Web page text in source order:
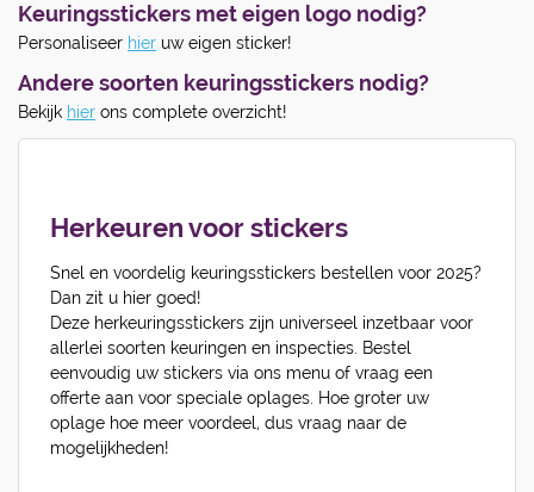
Keuringsstickers met eigen logo nodig?
Personaliseer hier uw eigen sticker!
Andere soorten keuringsstickers nodig?
Bekijk hier ons complete overzicht!
Herkeuren voor stickers
Snel en voordelig keuringsstickers bestellen voor 2025?
Dan zit u hier goed!
Deze herkeuringsstickers zijn universeel inzetbaar voor
allerlei soorten keuringen en inspecties. Bestel
eenvoudig uw stickers via ons menu of vraag een
offerte aan voor speciale oplages. Hoe groter uw
oplage hoe meer voordeel, dus vraag naar de
mogelijkheden!